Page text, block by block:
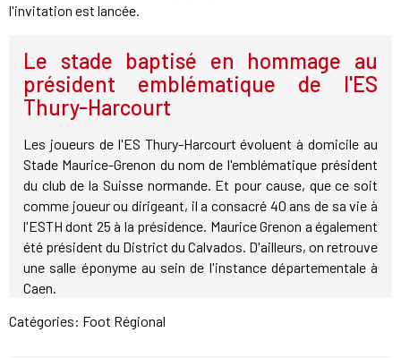
l'invitation est lancée.
Le stade baptisé en hommage au
président emblématique de l'ES
Thury-Harcourt
Les joueurs de l'ES Thury-Harcourt évoluent à domicile au
Stade Maurice-Grenon du nom de l'emblématique président
du club de la Suisse normande. Et pour cause, que ce soit
comme joueur ou dirigeant, il a consacré 40 ans de sa vie à
l'ESTH dont 25 à la présidence. Maurice Grenon a également
été président du District du Calvados. D'ailleurs, on retrouve
une salle éponyme au sein de l'instance départementale à
Caen.
Catégories: Foot Régional